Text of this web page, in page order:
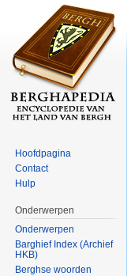
Hoofdpagina
Contact
Hulp
Onderwerpen
Onderwerpen
Barghief Index (Archief
HKB)
Berghse woorden